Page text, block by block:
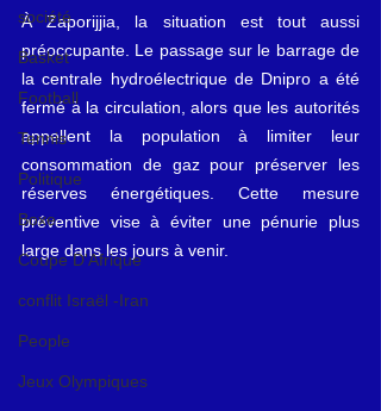
société
Basket
Football
Tennis
Politique
Boxe
Coupe D'Afrique
conflit Israël -Iran
People
Jeux Olympiques
À Zaporijjia, la situation est tout aussi
préoccupante. Le passage sur le barrage de
la centrale hydroélectrique de Dnipro a été
fermé à la circulation, alors que les autorités
appellent la population à limiter leur
consommation de gaz pour préserver les
réserves énergétiques. Cette mesure
préventive vise à éviter une pénurie plus
large dans les jours à venir.